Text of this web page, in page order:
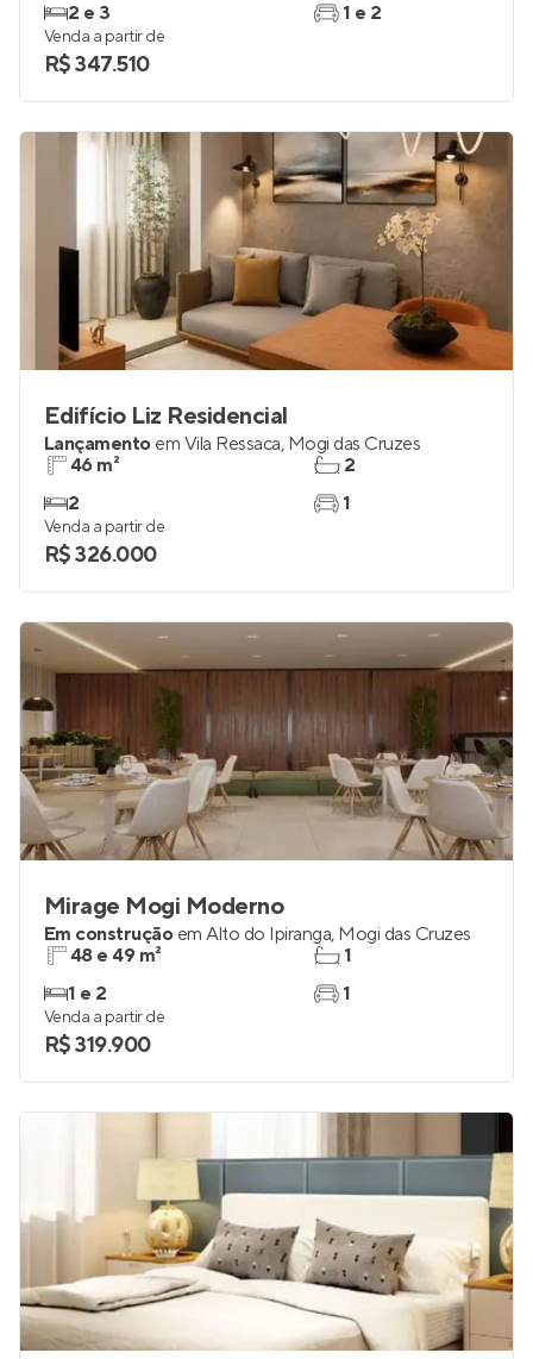
2 e 3
1 e 2
Venda a partir de
R$ 347.510
Edifício Liz Residencial
Lançamento em Vila Ressaca, Mogi das Cruzes
46 m²
2
2
1
Venda a partir de
R$ 326.000
Mirage Mogi Moderno
Em construção em Alto do Ipiranga, Mogi das Cruzes
48 e 49 m²
1 e 2
1
1
Venda a partir de
R$ 319.900